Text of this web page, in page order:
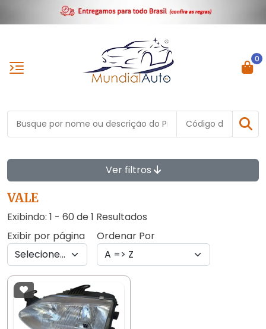
0
Ver filtros
VALE
Exibindo: 1 - 60 de 1 Resultados
Exibir por página
Ordenar Por